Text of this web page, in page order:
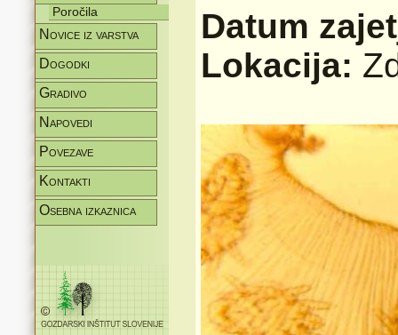
Poročila
Novice iz varstva
Dogodki
Gradivo
Napovedi
Povezave
Kontakti
Osebna izkaznica
Datum
Lokacija: